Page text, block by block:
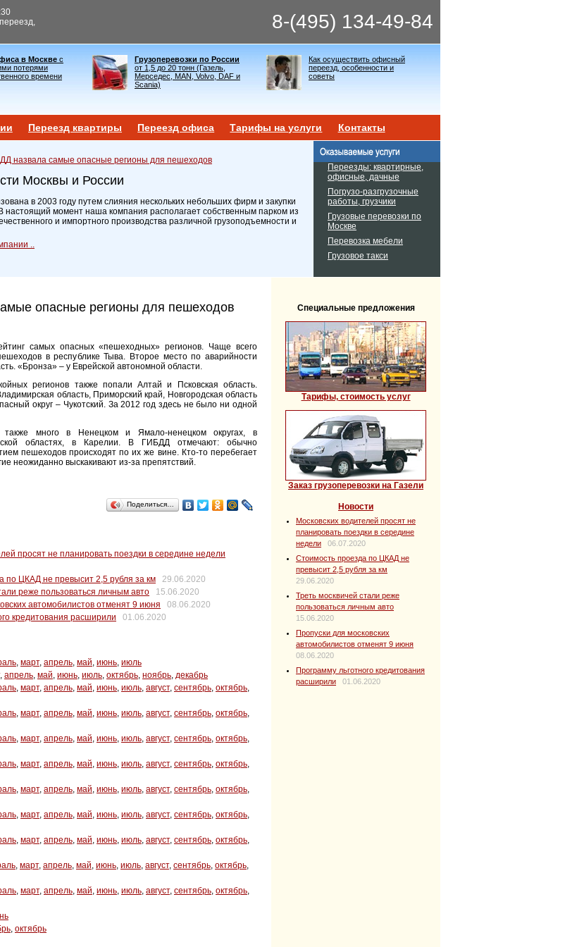
8-(495) 134-49-84
в Москве с
потерями
времени
Грузоперевозки по России
от 1,5 до 20 тонн (Газель,
Мерседес, MAN, Volvo, DAF и
Scania)
Как осуществить офисный
переезд, особенности и
советы
Переезд квартиры Переезд офиса Тарифы на услуги Контакты
назвала самые опасные регионы для пешеходов
Москвы и России
в 2003 году путем слияния нескольких небольших фирм и закупки
настоящий момент наша компания располагает собственным парком из
и импортного производства различной грузоподъемности и
..
Переезды: квартирные,
офисные, дачные
Погрузо-разгрузочные
работы, грузчики
Грузовые перевозки по
Москве
Перевозка мебели
Грузовое такси
опасные регионы для пешеходов
самых опасных «пешеходных» регионов. Чаще всего
в республике Тыва. Второе место по аварийности
«Бронза» – у Еврейской автономной области.
регионов также попали Алтай и Псковская область.
область, Приморский край, Новгородская область
округ – Чукотский. За 2012 год здесь не было ни одной
также много в Ненецком и Ямало-ненецком округах, в
областях, в Карелии. В ГИБДД отмечают: обычно
пешеходов происходят по их же вине. Кто-то перебегает
неожиданно выскакивают из-за препятствий.
Поделиться…
просят не планировать поездки в середине недели
по ЦКАД не превысит 2,5 рубля за км
29.06.2020
реже пользоваться личным авто
15.06.2020
автомобилистов отменят 9 июня
08.06.2020
кредитования расширили
01.06.2020
, март, апрель, май, июнь, июль
, апрель, май, июнь, июль, октябрь, ноябрь, декабрь
, март, апрель, май, июнь, июль, август, сентябрь, октябрь,
, март, апрель, май, июнь, июль, август, сентябрь, октябрь,
, март, апрель, май, июнь, июль, август, сентябрь, октябрь,
, март, апрель, май, июнь, июль, август, сентябрь, октябрь,
, март, апрель, май, июнь, июль, август, сентябрь, октябрь,
, март, апрель, май, июнь, июль, август, сентябрь, октябрь,
, март, апрель, май, июнь, июль, август, сентябрь, октябрь,
, март, апрель, май, июнь, июль, август, сентябрь, октябрь,
, март, апрель, май, июнь, июль, август, сентябрь, октябрь,
, октябрь
Специальные предложения
Тарифы, стоимость услуг
Заказ грузоперевозки на Газели
Новости
Московских водителей просят не
планировать поездки в середине
недели
06.07.2020
Стоимость проезда по ЦКАД не
превысит 2,5 рубля за км
29.06.2020
Треть москвичей стали реже
пользоваться личным авто
15.06.2020
Пропуски для московских
автомобилистов отменят 9 июня
08.06.2020
Программу льготного кредитования
расширили
01.06.2020